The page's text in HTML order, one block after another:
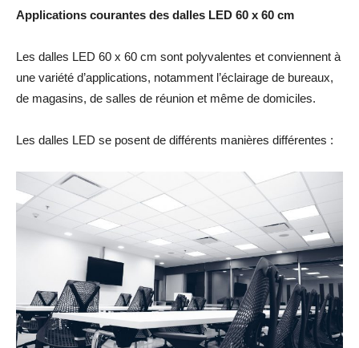
Applications courantes des dalles LED 60 x 60 cm
Les dalles LED 60 x 60 cm sont polyvalentes et conviennent à
une variété d’applications, notamment l’éclairage de bureaux,
de magasins, de salles de réunion et même de domiciles.
Les dalles LED se posent de différents manières différentes :